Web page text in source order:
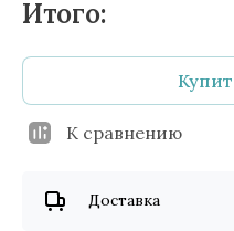
К сравнению
Доставка